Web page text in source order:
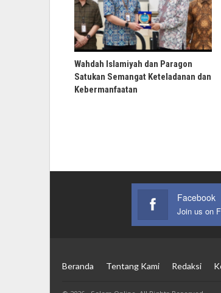
Wahdah Islamiyah dan Paragon
Satukan Semangat Keteladanan dan
Kebermanfaatan
Facebook
Join us on
Beranda Tentang Kami Redaksi